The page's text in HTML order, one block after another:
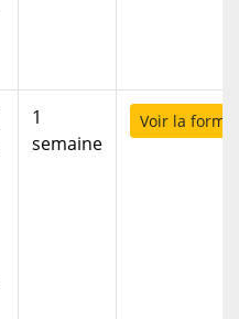
1
semaine
Voir la